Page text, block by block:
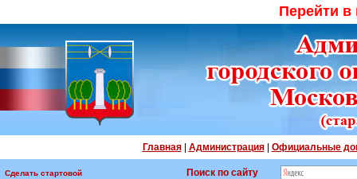
Перейти
Главная| Администрация| Официальные
Сделать стартовой Поиск по сайту